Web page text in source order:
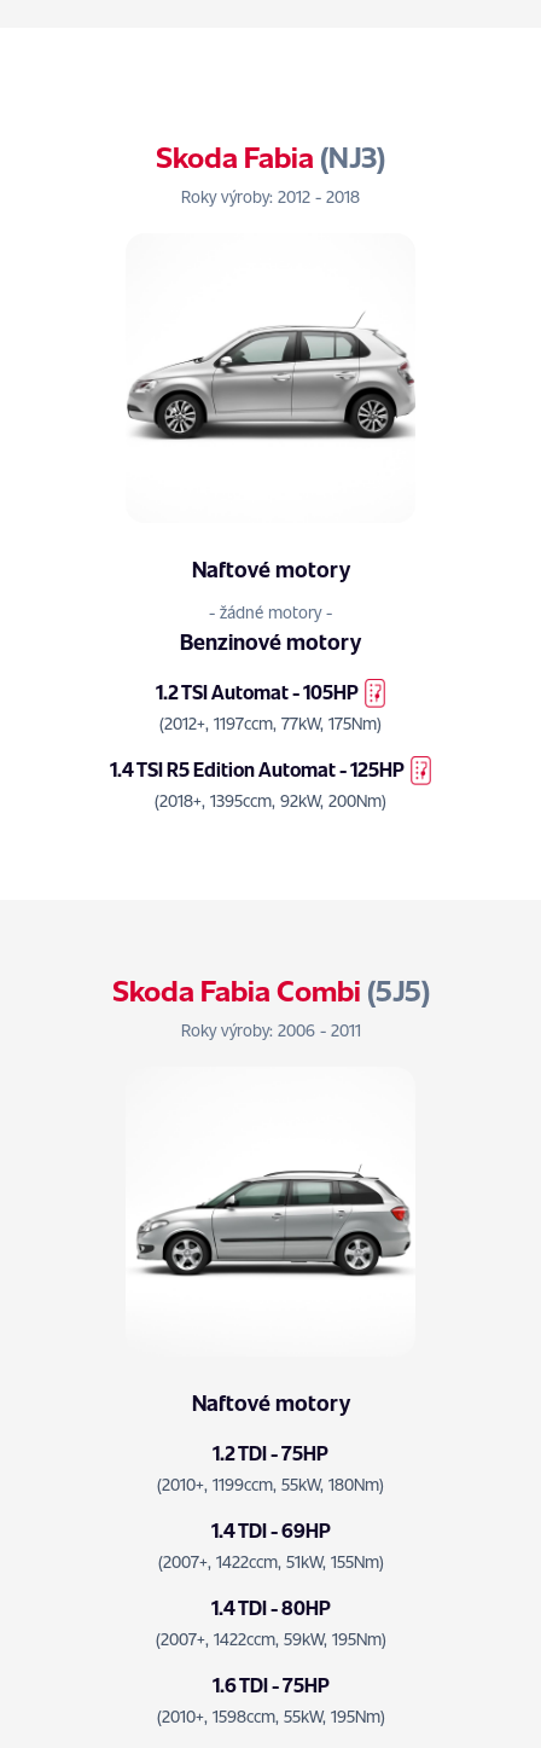
Skoda Fabia (NJ3)
Roky výroby: 2012 - 2018
Naftové motory
- žádné motory -
Benzinové motory
1.2 TSI Automat - 105HP
(2012+, 1197ccm, 77kW, 175Nm)
1.4 TSI R5 Edition Automat - 125HP
(2018+, 1395ccm, 92kW, 200Nm)
Skoda Fabia Combi (5J5)
Roky výroby: 2006 - 2011
Naftové motory
1.2 TDI - 75HP
(2010+, 1199ccm, 55kW, 180Nm)
1.4 TDI - 69HP
(2007+, 1422ccm, 51kW, 155Nm)
1.4 TDI - 80HP
(2007+, 1422ccm, 59kW, 195Nm)
1.6 TDI - 75HP
(2010+, 1598ccm, 55kW, 195Nm)